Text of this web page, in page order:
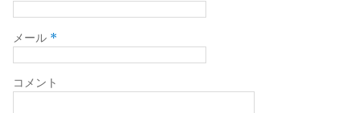
コメント
メール *